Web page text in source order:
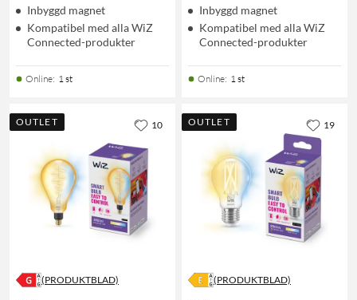
Inbyggd magnet
Kompatibel med alla WiZ
Connected-produkter
Online: 1 st
Inbyggd magnet
Kompatibel med alla WiZ
Connected-produkter
Online: 1 st
OUTLET
(PRODUKTBLAD)
10 OUTLET
(PRODUKTBLAD)
19